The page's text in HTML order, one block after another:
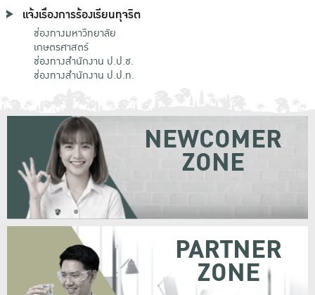
แจ้งเรื่องการร้องเรียนทุจริต
ช่องทางมหาวิทยาลัย
เกษตรศาสตร์
ช่องทางสำนักงาน ป.ป.ช.
ช่องทางสำนักงาน ป.ป.ท.
NEWCOMER
ZONE
PARTNER
ZONE